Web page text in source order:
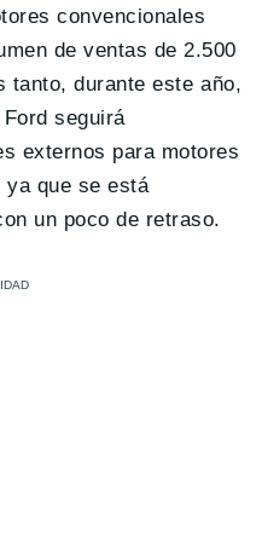
convencionales
de ventas de 2.500
tanto, durante este año,
seguirá
externos para motores
que se está
un poco de retraso.